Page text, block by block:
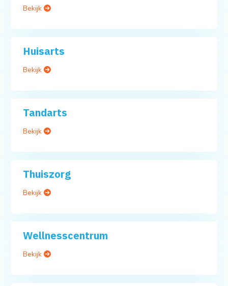
Bekijk
Huisarts
Bekijk
Tandarts
Bekijk
Thuiszorg
Bekijk
Wellnesscentrum
Bekijk